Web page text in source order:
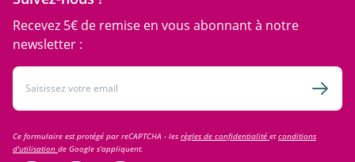
Recevez 5€ de remise en vous abonnant à notre
newsletter :
Adresse email
Ce formulaire est protégé par reCAPTCHA - les règles de confidentialité etconditions
d'utilisation de Google s'appliquent.